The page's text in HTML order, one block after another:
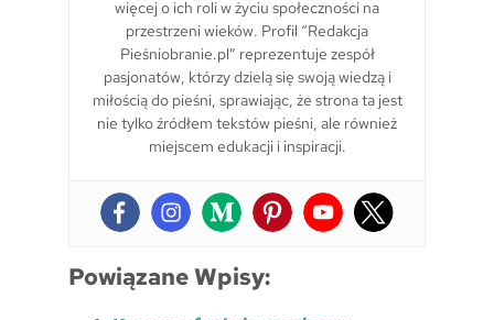
więcej o ich roli w życiu społeczności na
przestrzeni wieków. Profil “Redakcja
Pieśniobranie.pl” reprezentuje zespół
pasjonatów, którzy dzielą się swoją wiedzą i
miłością do pieśni, sprawiając, że strona ta jest
nie tylko źródłem tekstów pieśni, ale również
miejscem edukacji i inspiracji.
Powiązane Wpisy: